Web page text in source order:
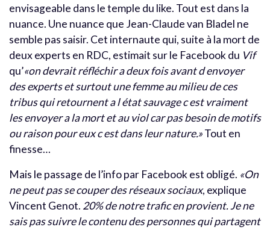
envisageable dans le temple du like. Tout est dans la
nuance. Une nuance que Jean-Claude van Bladel ne
semble pas saisir. Cet internaute qui, suite à la mort de
deux experts en RDC, estimait sur le Facebook du Vif
qu’«on devrait réfléchir a deux fois avant d envoyer
des experts et surtout une femme au milieu de ces
tribus qui retournent a l état sauvage c est vraiment
les envoyer a la mort et au viol car pas besoin de motifs
ou raison pour eux c est dans leur nature.»Tout en
finesse…
Mais le passage de l’info par Facebook est obligé. «On
ne peut pas se couper des réseaux sociaux, explique
Vincent Genot. 20% de notre trafic en provient. Je ne
sais pas suivre le contenu des personnes qui partagent